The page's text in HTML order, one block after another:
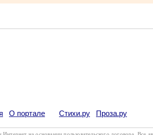
О портале Стихи.ру Проза.ру